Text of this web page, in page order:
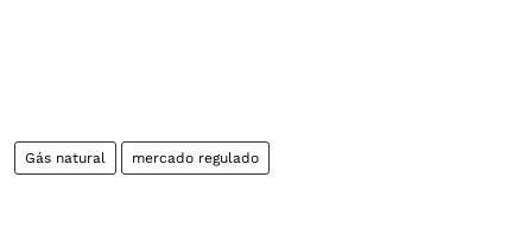
Gás natural mercado regulado